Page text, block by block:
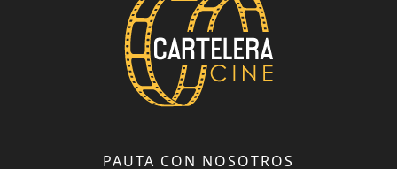
PAUTA CON NOSOTROS